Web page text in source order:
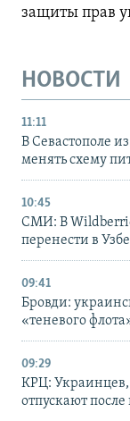
защиты прав
НОВОСТИ
11:11
В Севастополе
менять схему
10:45
СМИ: В
перенести в
09:41
Бровди:
«теневого
09:29
КРЦ:
отпускают